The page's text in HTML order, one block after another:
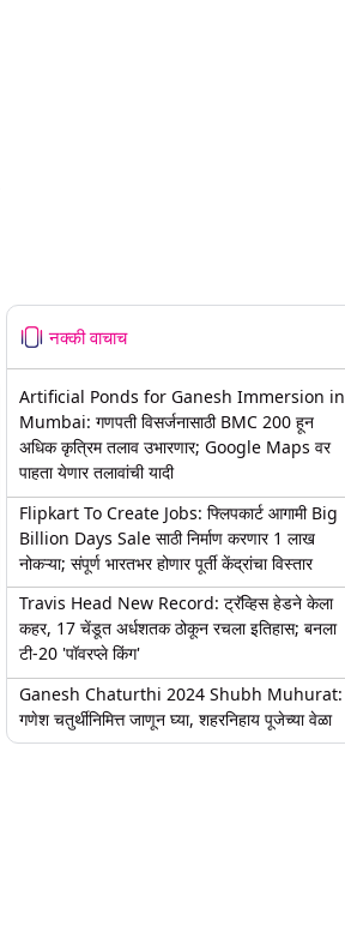
नक्की वाचाच
Artificial Ponds for Ganesh Immersion in
Mumbai: गणपती विसर्जनासाठी BMC 200 हून
अधिक कृत्रिम तलाव उभारणार; Google Maps वर
पाहता येणार तलावांची यादी
Flipkart To Create Jobs: फ्लिपकार्ट आगामी Big
Billion Days Sale साठी निर्माण करणार 1 लाख
नोकऱ्या; संपूर्ण भारतभर होणार पूर्ती केंद्रांचा विस्तार
Travis Head New Record: ट्रॅव्हिस हेडने केला
कहर, 17 चेंडूत अर्धशतक ठोकून रचला इतिहास; बनला
टी-20 'पॉवरप्ले किंग'
Ganesh Chaturthi 2024 Shubh Muhurat:
गणेश चतुर्थीनिमित्त जाणून घ्या, शहरनिहाय पूजेच्या वेळा